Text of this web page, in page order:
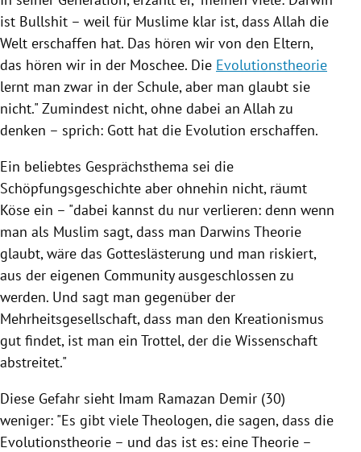
ist Bullshit – weil für Muslime klar ist, dass Allah die
Welt erschaffen hat. Das hören wir von den Eltern,
das hören wir in der Moschee. Die Evolutionstheorie
lernt man zwar in der Schule, aber man glaubt sie
nicht." Zumindest nicht, ohne dabei an Allah zu
denken – sprich: Gott hat die Evolution erschaffen.
Ein beliebtes Gesprächsthema sei die
Schöpfungsgeschichte aber ohnehin nicht, räumt
Köse ein – "dabei kannst du nur verlieren: denn wenn
man als Muslim sagt, dass man Darwins Theorie
glaubt, wäre das Gotteslästerung und man riskiert,
aus der eigenen Community ausgeschlossen zu
werden. Und sagt man gegenüber der
Mehrheitsgesellschaft, dass man den Kreationismus
gut findet, ist man ein Trottel, der die Wissenschaft
abstreitet."
Diese Gefahr sieht Imam Ramazan Demir (30)
weniger: "Es gibt viele Theologen, die sagen, dass die
Evolutionstheorie – und das ist es: eine Theorie –